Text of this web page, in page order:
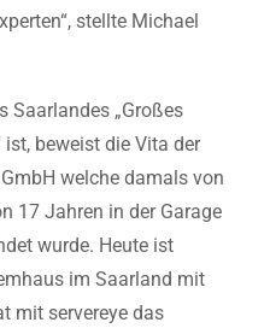
stellte Michael
Saarlandes „Großes
beweist die Vita der
welche damals von
17 Jahren in der Garage
wurde. Heute ist
im Saarland mit
mit servereye das